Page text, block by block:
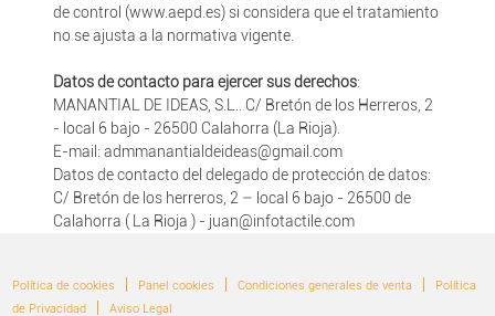
de control (www.aepd.es) si considera que el tratamiento
no se ajusta a la normativa vigente.
Datos de contacto para ejercer sus derechos:
MANANTIAL DE IDEAS, S.L.. C/ Bretón de los Herreros, 2
- local 6 bajo - 26500 Calahorra (La Rioja).
E-mail: admmanantialdeideas@gmail.com
Datos de contacto del delegado de protección de datos:
C/ Bretón de los herreros, 2 – local 6 bajo - 26500 de
Calahorra ( La Rioja ) - juan@infotactile.com
Política de cookies Panel cookies Condiciones generales de venta
Política
de Privacidad|
Aviso Legal